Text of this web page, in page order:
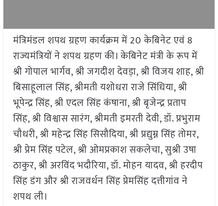
मंत्रिमंडल शपथ ग्रहण कार्यक्रम में 20 केबिनेट एवं 8
राज्यमंत्रियों ने शपथ ग्रहण की। केबिनेट मंत्री के रूप में
श्री गोपाल भार्गव, श्री जगदीश देवड़ा, श्री विजय शाह, श्री
बिसाहूलाल सिंह, श्रीमती यशोधरा राजे सिंधिया, श्री
भूपेन्द्र सिंह, श्री एदल सिंह कंषाना, श्री बृजेन्द्र प्रताप
सिंह, श्री विश्वास सारंग, श्रीमती इमरती देवी, डॉ. प्रभुराम
चौधरी, श्री महेन्द्र सिंह सिसौदिया, श्री प्रद्युम्न सिंह तोमर,
श्री प्रेम सिंह पटेल, श्री ओमप्रकाश सकलेचा, सुश्री उषा
ठाकुर, श्री अरविंद भदौरिया, डॉ. मोहन यादव, श्री हरदीप
सिंह डंग और श्री राजवर्धन सिंह प्रेमसिंह दत्तीगांव ने
शपथ ली।